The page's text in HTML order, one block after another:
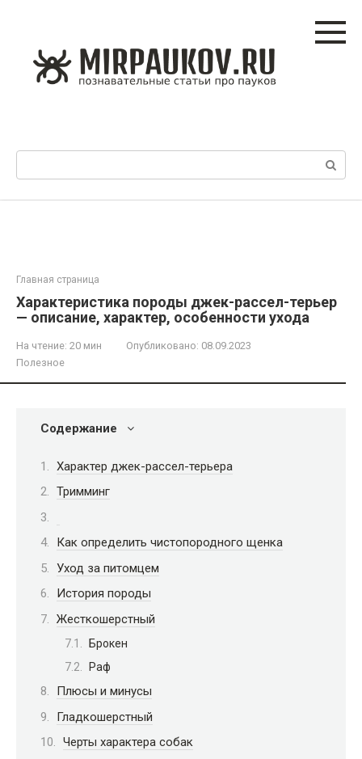
Главная страница
Характеристика породы джек-рассел-терьер
— описание, характер, особенности ухода
На чтение: 20 мин Опубликовано: 08.09.2023
Полезное
Содержание
Характер джек-рассел-терьера
Тримминг
Как определить чистопородного щенка
Уход за питомцем
История породы
Жесткошерстный
Брокен
Раф
Плюсы и минусы
Гладкошерстный
Черты характера собак